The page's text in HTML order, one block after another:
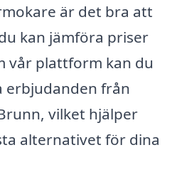
är det bra att
kan jämföra priser
vår plattform kan du
erbjudanden från
vilket hjälper
alternativet för dina